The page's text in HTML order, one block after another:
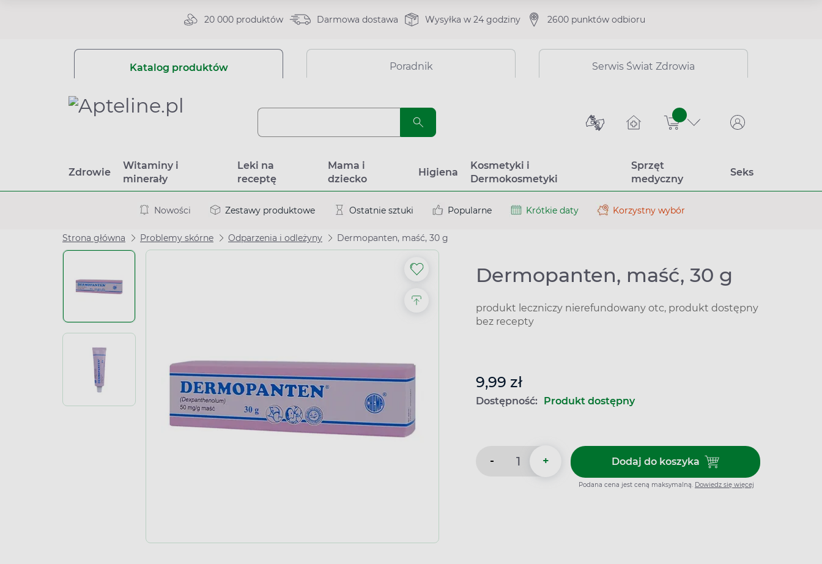
20 000 produktów Darmowa dostawa Wysyłka w 24 godziny 2600 punktów odbioru
Katalog produktów Poradnik Serwis Świat Zdrowia
sztuk
Zdrowie
Witaminy i
minerały
Leki na
receptę
Mama i
dziecko
Higiena
Kosmetyki i
Dermokosmetyki
Sprzęt
medyczny
Seks
Nowości Zestawy produktowe Ostatnie sztuki Popularne Krótkie daty Korzystny wybór
Strona główna Problemy skórne Odparzenia i odleżyny Dermopanten, maść, 30 g
Dermopanten, maść, 30 g
produkt leczniczy nierefundowany otc, produkt dostępny
bez recepty
9,99 zł
Dostępność: Produkt dostępny
- + Dodaj do koszykaDodaj do koszyka
Podana cena jest ceną maksymalną. Dowiedz się więcej